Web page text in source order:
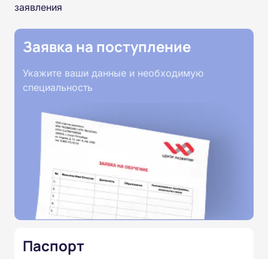
заявления
Заявка на поступление
Укажите ваши данные и необходимую
специальность
Паспорт